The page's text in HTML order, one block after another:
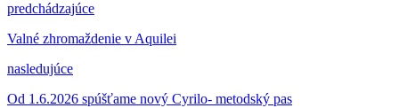
predchádzajúce
Valné zhromaždenie v Aquilei
nasledujúce
Od 1.6.2026 spúšťame nový Cyrilo- metodský pas